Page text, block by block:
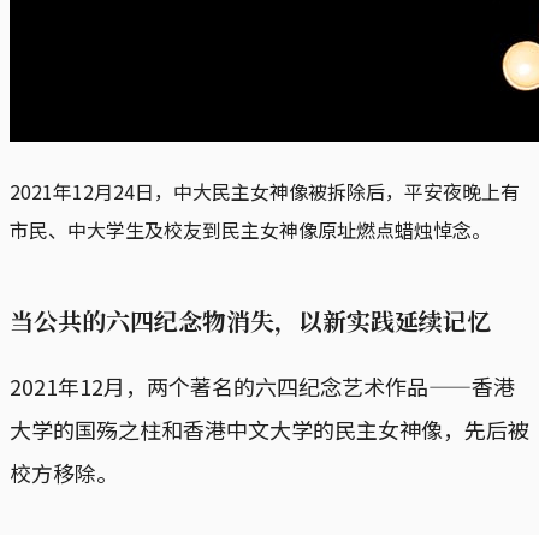
2021年12月24日，中大民主女神像被拆除后，平安夜晚上有
市民、中大学生及校友到民主女神像原址燃点蜡烛悼念。
当公共的六四纪念物消失，以新实践延续记忆
2021年12月，两个著名的六四纪念艺术作品——香港
大学的国殇之柱和香港中文大学的民主女神像，先后被
校方移除。